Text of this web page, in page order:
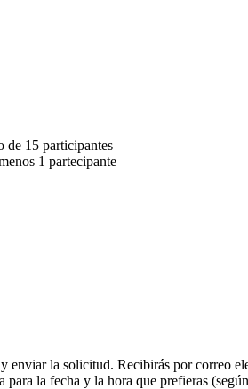
de 15 participantes
1 partecipante
la solicitud. Recibirás por correo
la fecha y la hora que prefieras